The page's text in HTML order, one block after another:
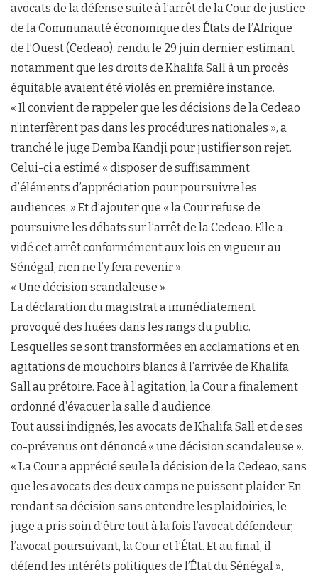
avocats de la défense suite à l’arrêt de la Cour de justice
de la Communauté économique des États de l’Afrique
de l’Ouest (Cedeao), rendu le 29 juin dernier, estimant
notamment que les droits de Khalifa Sall à un procès
équitable avaient été violés en première instance.
« Il convient de rappeler que les décisions de la Cedeao
n’interfèrent pas dans les procédures nationales », a
tranché le juge Demba Kandji pour justifier son rejet.
Celui-ci a estimé « disposer de suffisamment
d’éléments d’appréciation pour poursuivre les
audiences. » Et d’ajouter que « la Cour refuse de
poursuivre les débats sur l’arrêt de la Cedeao. Elle a
vidé cet arrêt conformément aux lois en vigueur au
Sénégal, rien ne l’y fera revenir ».
« Une décision scandaleuse »
La déclaration du magistrat a immédiatement
provoqué des huées dans les rangs du public.
Lesquelles se sont transformées en acclamations et en
agitations de mouchoirs blancs à l’arrivée de Khalifa
Sall au prétoire. Face à l’agitation, la Cour a finalement
ordonné d’évacuer la salle d’audience.
Tout aussi indignés, les avocats de Khalifa Sall et de ses
co-prévenus ont dénoncé « une décision scandaleuse ».
« La Cour a apprécié seule la décision de la Cedeao, sans
que les avocats des deux camps ne puissent plaider. En
rendant sa décision sans entendre les plaidoiries, le
juge a pris soin d’être tout à la fois l’avocat défendeur,
l’avocat poursuivant, la Cour et l’État. Et au final, il
défend les intérêts politiques de l’État du Sénégal »,